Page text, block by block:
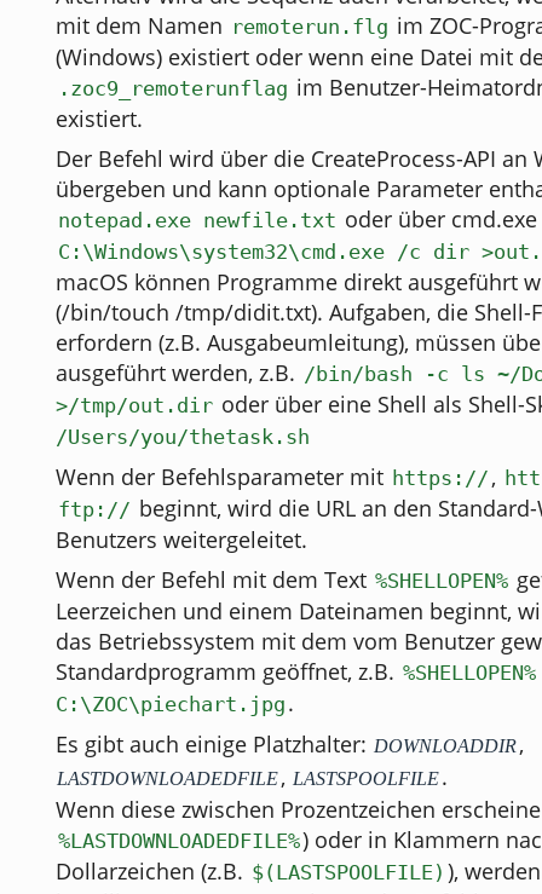
mit dem Namen remoterun.flg im ZOC-
(Windows) existiert oder wenn eine Datei mit
.zoc9_remoterunflag im Benutzer-
existiert.
Der Befehl wird über die CreateProcess-API an
übergeben und kann optionale Parameter
notepad.exe newfile.txt oder über cmd.exe
C:\Windows\system32\cmd.exe /c dir
macOS können Programme direkt ausgeführt
(/bin/touch /tmp/didit.txt). Aufgaben, die Shell-
erfordern (z.B. Ausgabeumleitung), müssen
ausgeführt werden, z.B. /bin/bash -c ls ~/
>/tmp/out.dir oder über eine Shell als Shell-
/Users/you/thetask.sh
Wenn der Befehlsparameter mit https:// ,
ftp:// beginnt, wird die URL an den
Benutzers weitergeleitet.
Wenn der Befehl mit dem Text %SHELLOPEN%
Leerzeichen und einem Dateinamen beginnt,
das Betriebssystem mit dem vom Benutzer
Standardprogramm geöffnet, z.B. %SHELLOPEN%
C:\ZOC\piechart.jpg .
Es gibt auch einige Platzhalter: DOWNLOADDIR,
LASTDOWNLOADEDFILE, LASTSPOOLFILE.
Wenn diese zwischen Prozentzeichen
%LASTDOWNLOADEDFILE%) oder in Klammern
Dollarzeichen (z.B. $(LASTSPOOLFILE) ),